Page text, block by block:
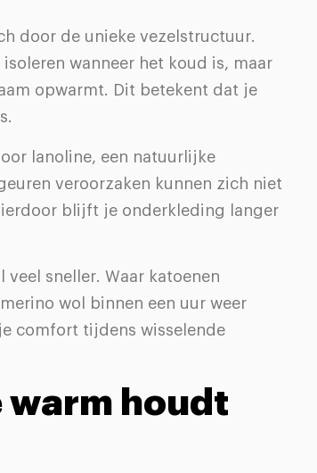
door de unieke vezelstructuur.
wanneer het koud is, maar
opwarmt. Dit betekent dat je
lanoline, een natuurlijke
veroorzaken kunnen zich niet
blijft je onderkleding langer
sneller. Waar katoenen
wol binnen een uur weer
comfort tijdens wisselende
warm houdt